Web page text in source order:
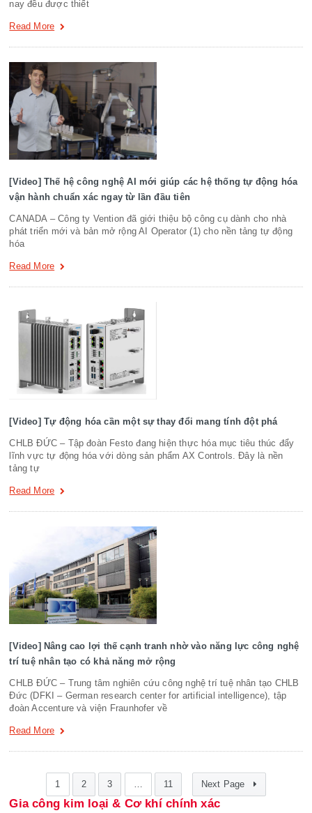
nay đều được thiết
Read More
[Video] Thế hệ công nghệ AI mới giúp các hệ thống tự động hóa
vận hành chuẩn xác ngay từ lần đầu tiên
CANADA – Công ty Vention đã giới thiệu bộ công cụ dành cho nhà
phát triển mới và bản mở rộng AI Operator (1) cho nền tảng tự động
hóa
Read More
[Video] Tự động hóa cần một sự thay đổi mang tính đột phá
CHLB ĐỨC – Tập đoàn Festo đang hiện thực hóa mục tiêu thúc đẩy
lĩnh vực tự động hóa với dòng sản phẩm AX Controls. Đây là nền
tảng tự
Read More
[Video] Nâng cao lợi thế cạnh tranh nhờ vào năng lực công nghệ
trí tuệ nhân tạo có khả năng mở rộng
CHLB ĐỨC – Trung tâm nghiên cứu công nghệ trí tuệ nhân tạo CHLB
Đức (DFKI – German research center for artificial intelligence), tập
đoàn Accenture và viện Fraunhofer về
Read More
1 2 3 … 11 Next Page
Gia công kim loại & Cơ khí chính xác